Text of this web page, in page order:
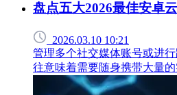
盘点五大2026最佳安卓
2026.03.10 10:21
管理多个社交媒体账号或进
往意味着需要随身携带大量的